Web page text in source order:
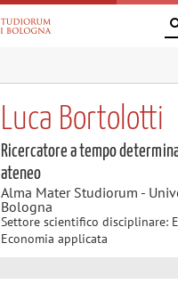
Luca Bortolotti
Ricercatore a tempo
ateneo
Alma Mater Studiorum -
Bologna
Settore scientifico disciplinare:
Economia applicata